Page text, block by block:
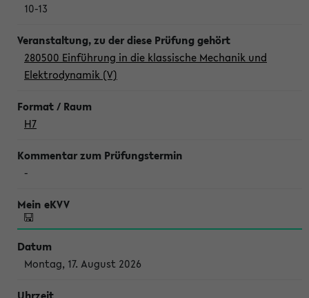
10-13
280500 Einführung in die klassische Mechanik und
Elektrodynamik (V)
H7
-
Montag, 17. August 2026